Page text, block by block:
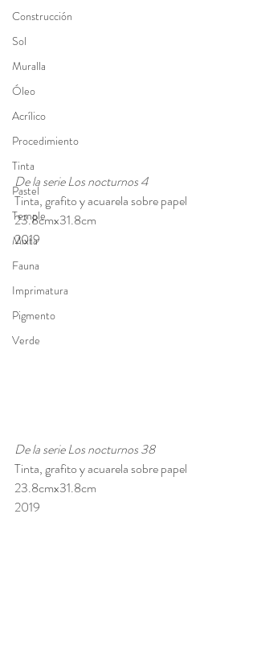
Construcción
Sol
Muralla
Óleo
Acrílico
Procedimiento
Tinta
Pastel
Temple
Mixta
Fauna
Imprimatura
Pigmento
Verde
De la serie Los nocturnos 4
Tinta, grafito y acuarela sobre papel
23.8cmx31.8cm
2019
De la serie Los nocturnos 38
Tinta, grafito y acuarela sobre papel
23.8cmx31.8cm
2019